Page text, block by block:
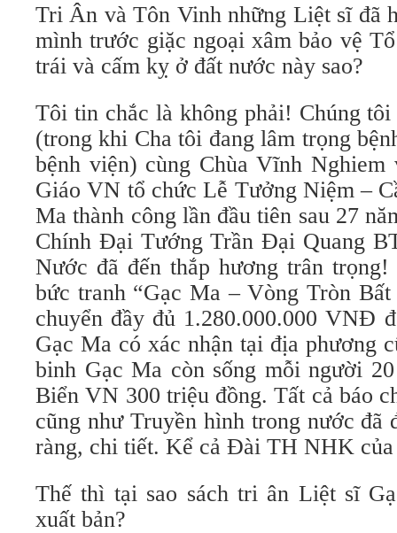
Tri Ân và Tôn Vinh những Liệt sĩ đã
mình trước giặc ngoại xâm bảo vệ
trái và cấm kỵ ở đất nước này sao?
Tôi tin chắc là không phải! Chúng
(trong khi Cha tôi đang lâm trọng
bệnh viện) cùng Chùa Vĩnh
Giáo VN tổ chức Lễ Tưởng Niệm –
Ma thành công lần đầu tiên sau 27
Chính Đại Tướng Trần Đại Quang
Nước đã đến thắp hương trân
bức tranh “Gạc Ma – Vòng Tròn
chuyển đầy đủ 1.280.000.000 VNĐ
Gạc Ma có xác nhận tại địa phương
binh Gạc Ma còn sống mỗi người
Biển VN 300 triệu đồng. Tất cả báo
cũng như Truyền hình trong nước đã
ràng, chi tiết. Kể cả Đài TH NHK
Thế thì tại sao sách tri ân Liệt sĩ
xuất bản?